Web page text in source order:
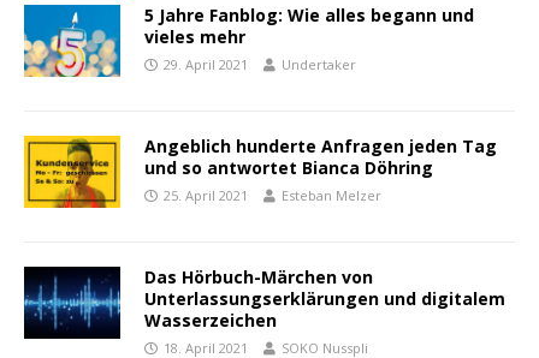
5 Jahre Fanblog: Wie alles begann und
vieles mehr
29. April 2021 Undertaker
Angeblich hunderte Anfragen jeden Tag
und so antwortet Bianca Döhring
25. April 2021 Esteban Melzer
Das Hörbuch-Märchen von
Unterlassungserklärungen und digitalem
Wasserzeichen
18. April 2021 SOKO Nusspli